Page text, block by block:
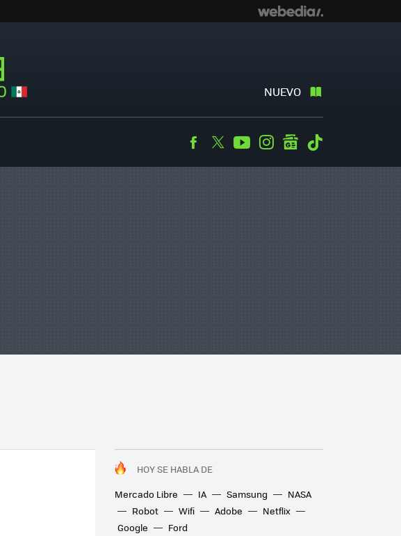
NUEVO
Facebook
TwitterYoutubeInstagramgooglenews
HOY SE HABLA DE
Mercado Libre
IA Samsung
NASA
Robot
Wifi Adobe
Netflix
Google
Ford